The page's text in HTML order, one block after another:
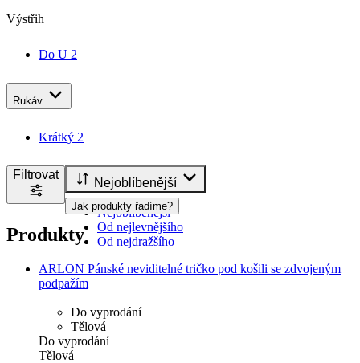
Výstřih
Do U 2
Rukáv
Krátký 2
Filtrovat
Nejoblíbenější
Nejoblíbenější
Od nejlevnějšího
Od nejdražšího
Jak produkty řadíme?
Produkty
ARLON Pánské neviditelné tričko pod košili se zdvojeným
podpažím
Do vyprodání
Tělová
Do vyprodání
Tělová